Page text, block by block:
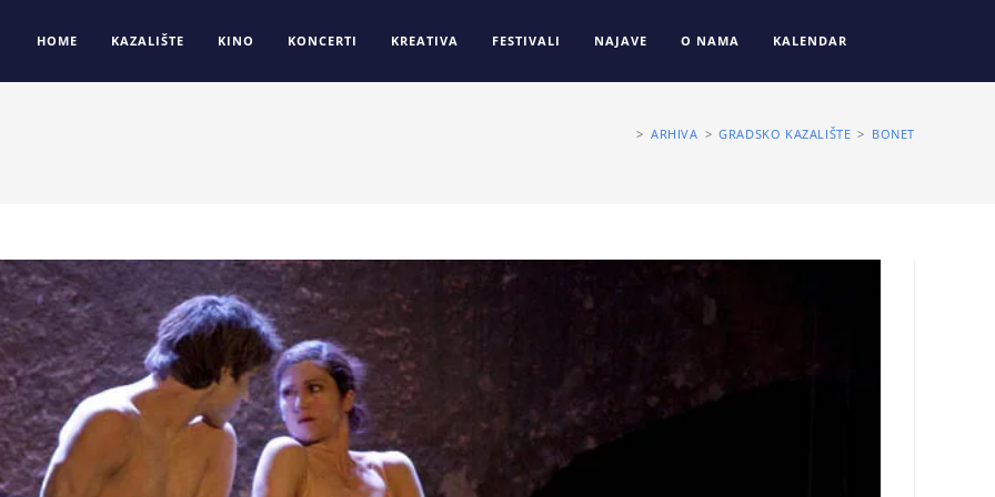
HOME KAZALIŠTE KINO KONCERTI KREATIVA FESTIVALI NAJAVE O NAMA KALENDAR
> ARHIVA > GRADSKO KAZALIŠTE > BONET